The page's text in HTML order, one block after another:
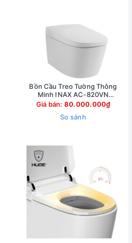
Bồn Cầu Treo Tường Thông
Minh INAX AC-820VN
(AC820VN)
Giá bán: 80.000.000₫
So sánh